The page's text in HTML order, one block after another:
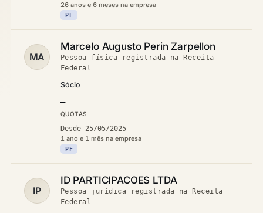
26 anos e 6 meses na empresa
PF
MA
Marcelo Augusto Perin Zarpellon
Pessoa física registrada na Receita
Federal
Sócio
—
QUOTAS
Desde 25/05/2025
1 ano e 1 mês na empresa
PF
IP
ID PARTICIPACOES LTDA
Pessoa jurídica registrada na Receita
Federal